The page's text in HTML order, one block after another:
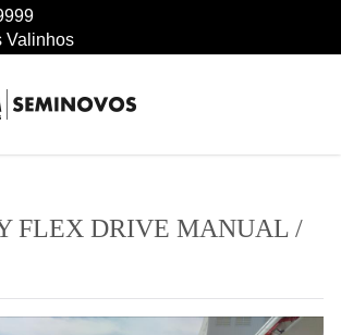
Valinhos
FLEX DRIVE MANUAL/